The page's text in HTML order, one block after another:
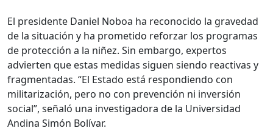
El presidente Daniel Noboa ha reconocido la gravedad
de la situación y ha prometido reforzar los programas
de protección a la niñez. Sin embargo, expertos
advierten que estas medidas siguen siendo reactivas y
fragmentadas. “El Estado está respondiendo con
militarización, pero no con prevención ni inversión
social”, señaló una investigadora de la Universidad
Andina Simón Bolívar.